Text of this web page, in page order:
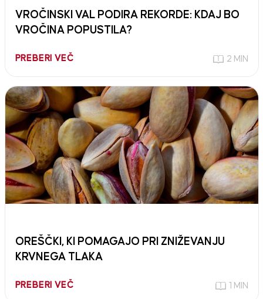
VROČINSKI VAL PODIRA REKORDE: KDAJ BO
VROČINA POPUSTILA?
PREBERI VEČ 2 MIN
OREŠČKI, KI POMAGAJO PRI ZNIŽEVANJU
KRVNEGA TLAKA
PREBERI VEČ 1 MIN